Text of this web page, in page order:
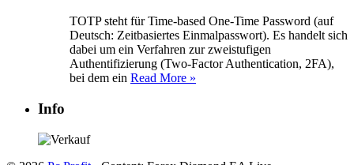
TOTP steht für Time-based One-Time Password (auf
Deutsch: Zeitbasiertes Einmalpasswort). Es handelt sich
dabei um ein Verfahren zur zweistufigen
Authentifizierung (Two-Factor Authentication, 2FA),
bei dem ein Read More »
Info